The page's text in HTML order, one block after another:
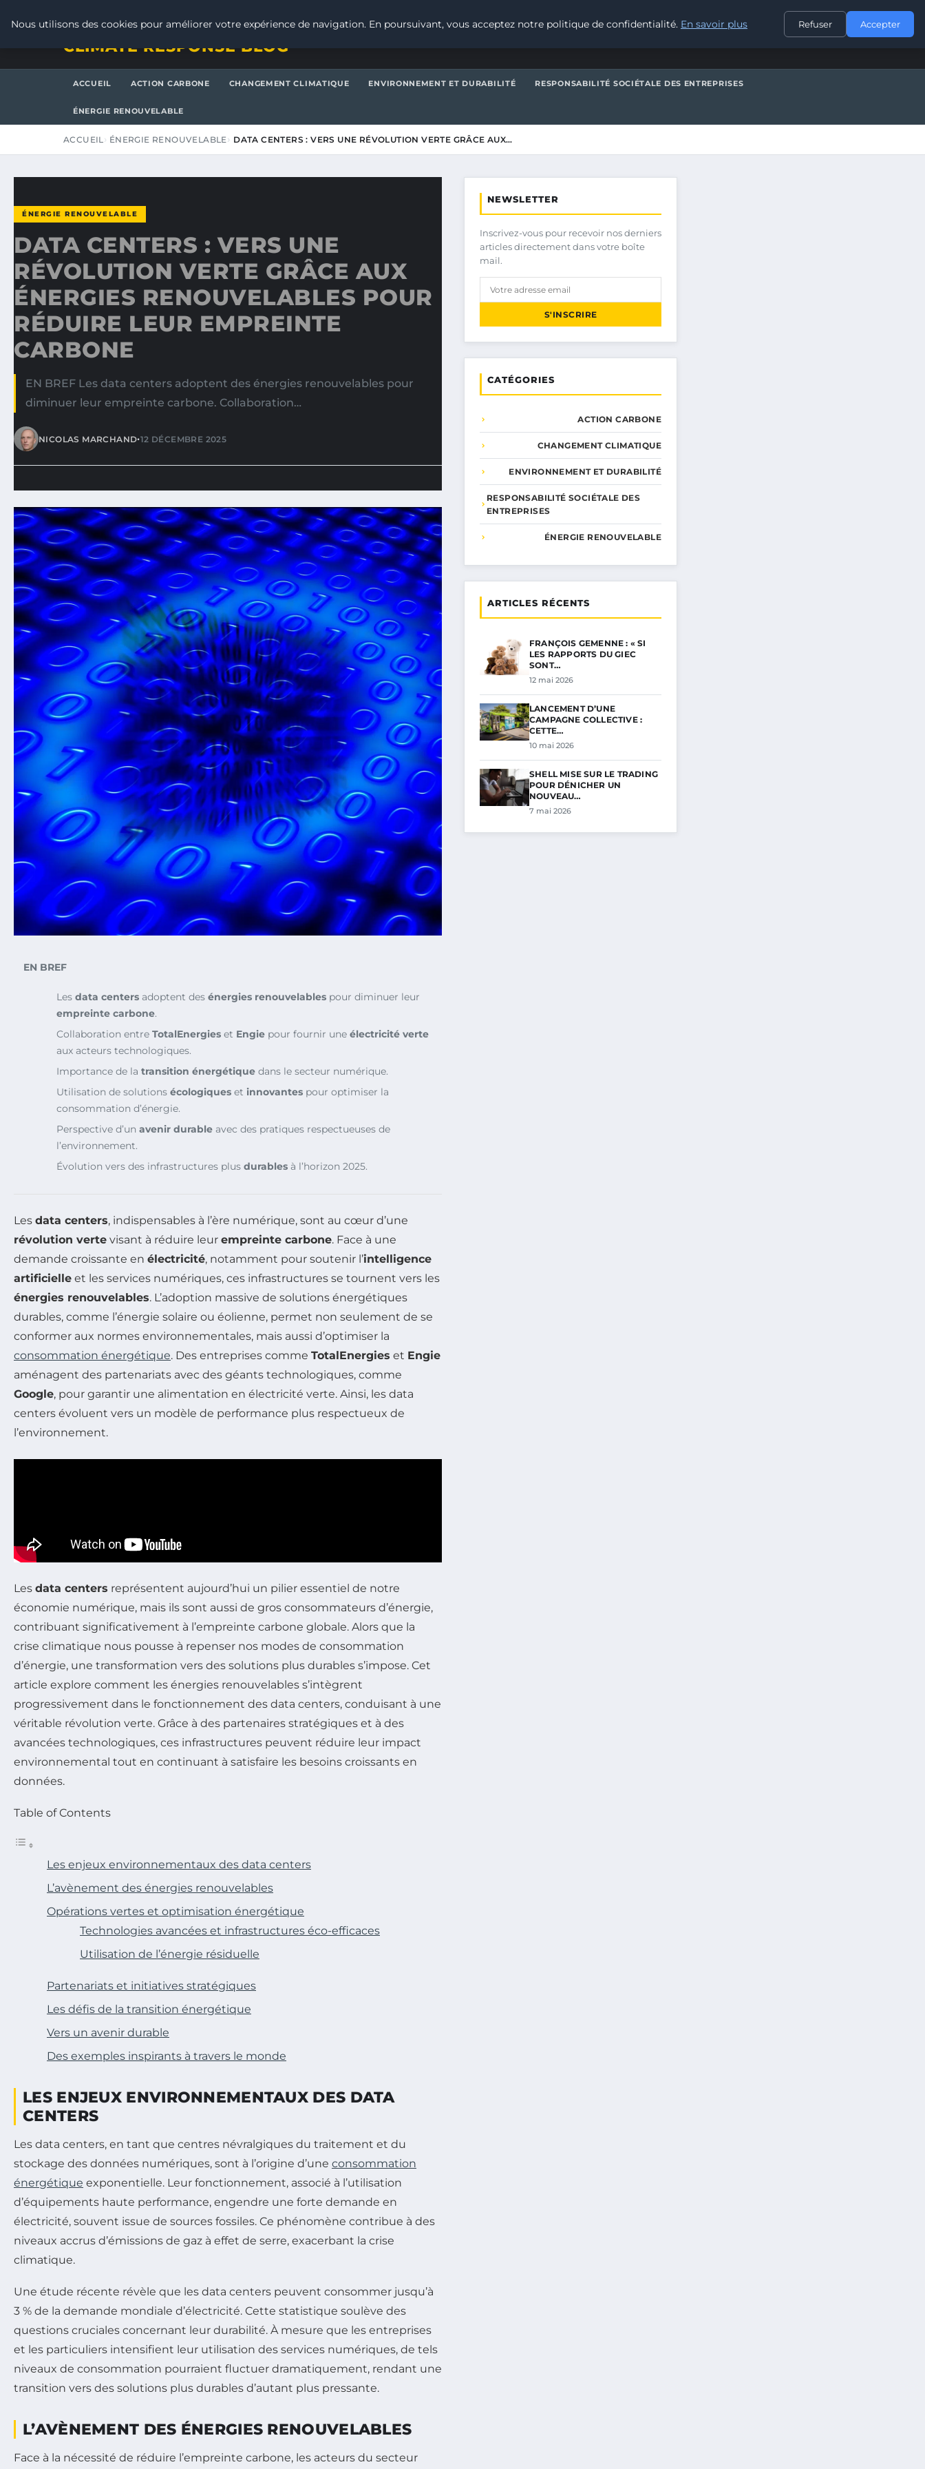
CONTACT
CLIMATE RESPONSE BLOG
ACCUEIL ACTION CARBONE CHANGEMENT CLIMATIQUE ENVIRONNEMENT ET DURABILITÉ RESPONSABILITÉ SOCIÉTALE DES ENTREPRISES
ÉNERGIE RENOUVELABLE
ACCUEIL ÉNERGIE RENOUVELABLE DATA CENTERS : VERS UNE RÉVOLUTION VERTE GRÂCE AUX…
ÉNERGIE RENOUVELABLE
DATA CENTERS : VERS UNE
RÉVOLUTION VERTE GRÂCE AUX
ÉNERGIES RENOUVELABLES POUR
RÉDUIRE LEUR EMPREINTE
CARBONE
EN BREF Les data centers adoptent des énergies renouvelables pour
diminuer leur empreinte carbone. Collaboration…
NICOLAS MARCHAND•12 DÉCEMBRE 2025
EN BREF
Les data centers adoptent des énergies renouvelables pour diminuer leur
empreinte carbone.
Collaboration entre TotalEnergies et Engie pour fournir une électricité verte
aux acteurs technologiques.
Importance de la transition énergétique dans le secteur numérique.
Utilisation de solutions écologiques et innovantes pour optimiser la
consommation d’énergie.
Perspective d’un avenir durable avec des pratiques respectueuses de
l’environnement.
Évolution vers des infrastructures plus durables à l’horizon 2025.
Les data centers, indispensables à l’ère numérique, sont au cœur d’une
révolution verte visant à réduire leur empreinte carbone. Face à une
demande croissante en électricité, notamment pour soutenir l’intelligence
artificielle et les services numériques, ces infrastructures se tournent vers les
énergies renouvelables. L’adoption massive de solutions énergétiques
durables, comme l’énergie solaire ou éolienne, permet non seulement de se
conformer aux normes environnementales, mais aussi d’optimiser la
consommation énergétique. Des entreprises comme TotalEnergies et Engie
aménagent des partenariats avec des géants technologiques, comme
Google, pour garantir une alimentation en électricité verte. Ainsi, les data
centers évoluent vers un modèle de performance plus respectueux de
l’environnement.
Les data centers représentent aujourd’hui un pilier essentiel de notre
économie numérique, mais ils sont aussi de gros consommateurs d’énergie,
contribuant significativement à l’empreinte carbone globale. Alors que la
crise climatique nous pousse à repenser nos modes de consommation
d’énergie, une transformation vers des solutions plus durables s’impose. Cet
article explore comment les énergies renouvelables s’intègrent
progressivement dans le fonctionnement des data centers, conduisant à une
véritable révolution verte. Grâce à des partenaires stratégiques et à des
avancées technologiques, ces infrastructures peuvent réduire leur impact
environnemental tout en continuant à satisfaire les besoins croissants en
données.
Table of Contents
Les enjeux environnementaux des data centers
L’avènement des énergies renouvelables
Opérations vertes et optimisation énergétique
Technologies avancées et infrastructures éco-efficaces
Utilisation de l’énergie résiduelle
Partenariats et initiatives stratégiques
Les défis de la transition énergétique
Vers un avenir durable
Des exemples inspirants à travers le monde
LES ENJEUX ENVIRONNEMENTAUX DES DATA
CENTERS
Les data centers, en tant que centres névralgiques du traitement et du
stockage des données numériques, sont à l’origine d’une consommation
énergétique exponentielle. Leur fonctionnement, associé à l’utilisation
d’équipements haute performance, engendre une forte demande en
électricité, souvent issue de sources fossiles. Ce phénomène contribue à des
niveaux accrus d’émissions de gaz à effet de serre, exacerbant la crise
climatique.
Une étude récente révèle que les data centers peuvent consommer jusqu’à
3 % de la demande mondiale d’électricité. Cette statistique soulève des
questions cruciales concernant leur durabilité. À mesure que les entreprises
et les particuliers intensifient leur utilisation des services numériques, de tels
niveaux de consommation pourraient fluctuer dramatiquement, rendant une
transition vers des solutions plus durables d’autant plus pressante.
L’AVÈNEMENT DES ÉNERGIES RENOUVELABLES
Face à la nécessité de réduire l’empreinte carbone, les acteurs du secteur
NEWSLETTER
Inscrivez-vous pour recevoir nos derniers
articles directement dans votre boîte
mail.
S'INSCRIRE
CATÉGORIES
ACTION CARBONE
CHANGEMENT CLIMATIQUE
ENVIRONNEMENT ET DURABILITÉ
RESPONSABILITÉ SOCIÉTALE DES
ENTREPRISES
ÉNERGIE RENOUVELABLE
ARTICLES RÉCENTS
FRANÇOIS GEMENNE : « SI
LES RAPPORTS DU GIEC
SONT…
12 mai 2026
LANCEMENT D’UNE
CAMPAGNE COLLECTIVE :
CETTE…
10 mai 2026
SHELL MISE SUR LE TRADING
POUR DÉNICHER UN
NOUVEAU…
7 mai 2026
Nous utilisons des cookies pour améliorer votre expérience de navigation. En poursuivant, vous acceptez notre politique de confidentialité. En savoir plus Refuser Accepter